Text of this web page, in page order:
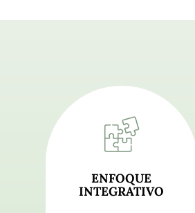
ENFOQUE
INTEGRATIVO